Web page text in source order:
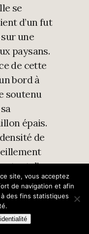
se
d’un fut
une
paysans.
de cette
bord à
soutenu
épais.
de
tout d’un
les
L’os a
La masse
site, vous acceptez
de navigation et afin
des fins statistiques